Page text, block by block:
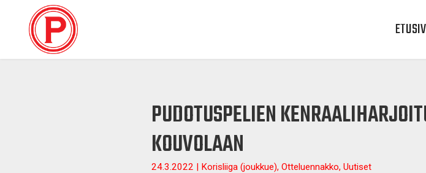
PUDOTUSPELIEN
KOUVOLAAN
24.3.2022 | Korisliiga (joukkue), Otteluennakko, Uutiset